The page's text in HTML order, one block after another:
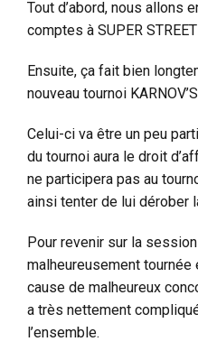
Tout d’abord, nous allons
comptes à SUPER
Ensuite, ça fait bien
nouveau tournoi
Celui-ci va être un peu
du tournoi aura le droit
ne participera pas au
ainsi tenter de lui dérober
Pour revenir sur la
malheureusement
cause de malheureux
a très nettement
l’ensemble.